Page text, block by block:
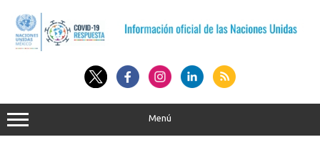
contenido
Menú